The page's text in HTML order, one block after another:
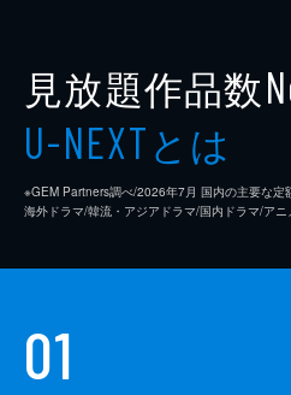
見放題作品数
U-NEXTとは
※GEM Partners調べ/2026年7⽉ 国内の主要な定
海外ドラマ/韓流・アジアドラマ/国内ドラマ/アニ
01